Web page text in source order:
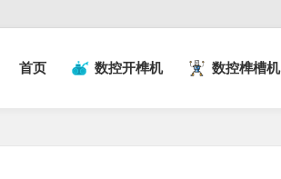
首页 数控开榫机 数控榫槽机